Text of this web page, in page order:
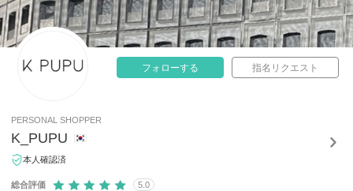
フォローする 指名リクエスト
PERSONAL SHOPPER
K_PUPU
本人確認済
総合評価 5.0